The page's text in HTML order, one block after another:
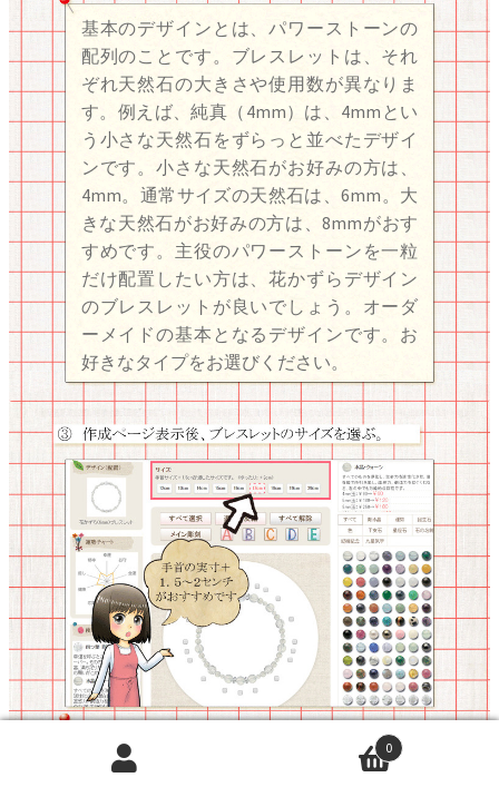
基本のデザインとは、パワーストーンの
配列のことです。ブレスレットは、それ
ぞれ天然石の大きさや使用数が異なりま
す。例えば、純真（4mm）は、4mmとい
う小さな天然石をずらっと並べたデザイ
ンです。小さな天然石がお好みの方は、
4mm。通常サイズの天然石は、6mm。大
きな天然石がお好みの方は、8mmがおす
すめです。主役のパワーストーンを一粒
だけ配置したい方は、花かずらデザイン
のブレスレットが良いでしょう。オーダ
ーメイドの基本となるデザインです。お
好きなタイプをお選びください。
ブレスレットのサイズは、手首の実寸ｃ
ｍ＋１．５～２ｃｍです。ピッタリとし
0